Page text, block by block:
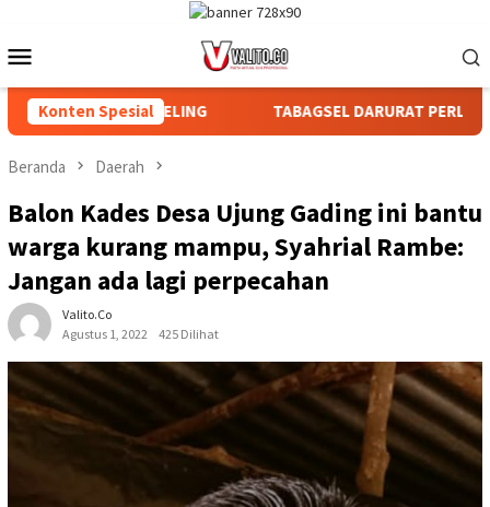
konten
Mobile
Konten Spesial
DAN AFDELING TABAGSEL DARURAT PERLINDUNGAN
Beranda Daerah
Balon Kades Desa Ujung Gading ini bantu
warga kurang mampu, Syahrial Rambe:
Jangan ada lagi perpecahan
Valito.co
Agustus 1, 2022
425 Dilihat